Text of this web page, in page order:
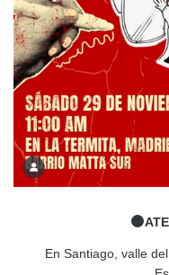
En Santiago, valle